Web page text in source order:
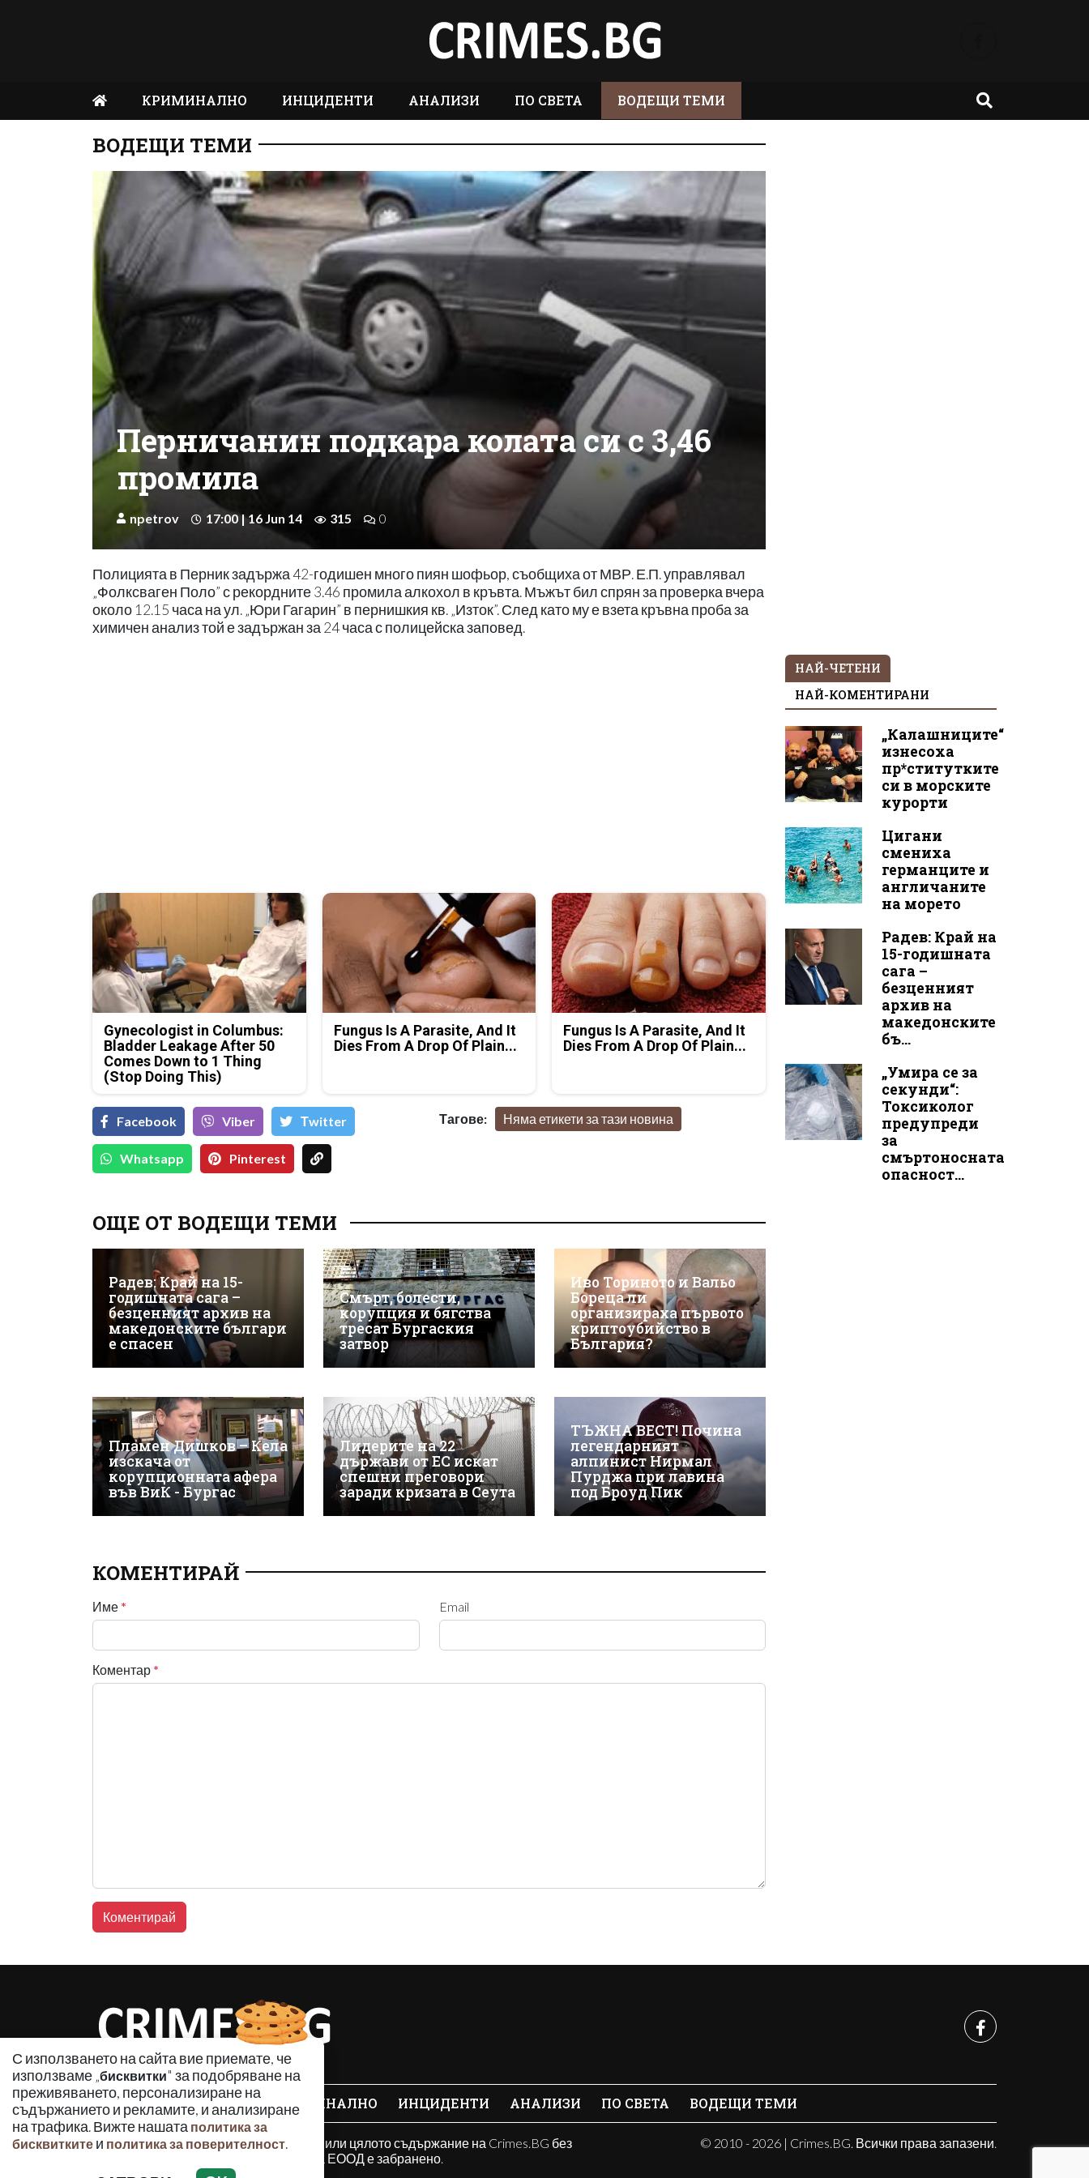
КРИМИНАЛНО ИНЦИДЕНТИ АНАЛИЗИ ПО СВЕТА ВОДЕЩИ ТЕМИ
ВОДЕЩИ ТЕМИ
Перничанин подкара колата си с 3,46
промила
npetrov 17:00 | 16 Jun 14 315 0
Полицията в Перник задържа 42-годишен много пиян шофьор, съобщиха от МВР. Е.П. управлявал
„Фолксваген Поло” с рекордните 3.46 промила алкохол в кръвта. Мъжът бил спрян за проверка вчера
около 12.15 часа на ул. „Юри Гагарин” в пернишкия кв. „Изток”. След като му е взета кръвна проба за
химичен анализ той е задържан за 24 часа с полицейска заповед.
Gynecologist in Columbus:
Bladder Leakage After 50
Comes Down to 1 Thing
(Stop Doing This)
Fungus Is A Parasite, And It
Dies From A Drop Of Plain...
Fungus Is A Parasite, And It
Dies From A Drop Of Plain...
Facebook Viber Тwitter
Whatsapp Pinterest
Тагове: Няма етикети за тази новина
ОЩЕ ОТ ВОДЕЩИ ТЕМИ
Радев: Край на 15-
годишната сага –
безценният архив на
македонските българи
е спасен
Смърт, болести,
корупция и бягства
тресат Бургаския
затвор
Иво Ториното и Вальо
Бореца ли
организираха първото
криптоубийство в
България?
Пламен Дишков – Кела
изскача от
корупционната афера
във ВиК - Бургас
Лидерите на 22
държави от ЕС искат
спешни преговори
заради кризата в Сеута
ТЪЖНА ВЕСТ! Почина
легендарният
алпинист Нирмал
Пурджа при лавина
под Броуд Пик
КОМЕНТИРАЙ
Име * Email
Коментар *
НАЙ-ЧЕТЕНИ
НАЙ-КОМЕНТИРАНИ
„Калашниците“
изнесоха
пр*ститутките
си в морските
курорти
Цигани
смениха
германците и
англичаните
на морето
Радев: Край на
15-годишната
сага –
безценният
архив на
македонските
бъ...
„Умира се за
секунди“:
Токсиколог
предупреди
за
смъртоносната
опасност...
С използването на сайта вие приемате, че
използваме „бисквитки" за подобряване на
преживяването, персонализиране на
съдържанието и рекламите, и анализиране
на трафика. Вижте нашата политика за
бисквитките и политика за поверителност.
КРИМИНАЛНО ИНЦИДЕНТИ АНАЛИЗИ ПО СВЕТА ВОДЕЩИ ТЕМИ
Използването и публикуването на част или цялото съдържание на Crimes.BG без
разрешение на Медийна група Асмара ЕООД е забранено.
© 2010 - 2026 | Crimes.BG. Всички права запазени.